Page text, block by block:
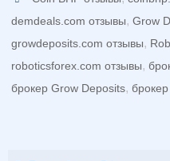
demdeals.com отзывы, Grow
growdeposits.com отзывы,
roboticsforex.com отзывы,
брокер Grow Deposits,